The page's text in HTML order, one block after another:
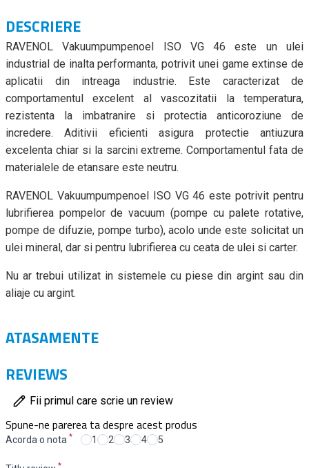
DESCRIERE
RAVENOL Vakuumpumpenoel ISO VG 46 este un ulei
industrial de inalta performanta, potrivit unei game extinse de
aplicatii din intreaga industrie. Este caracterizat de
comportamentul excelent al vascozitatii la temperatura,
rezistenta la imbatranire si protectia anticoroziune de
incredere. Aditivii eficienti asigura protectie antiuzura
excelenta chiar si la sarcini extreme. Comportamentul fata de
materialele de etansare este neutru.
RAVENOL Vakuumpumpenoel ISO VG 46 este potrivit pentru
lubrifierea pompelor de vacuum (pompe cu palete rotative,
pompe de difuzie, pompe turbo), acolo unde este solicitat un
ulei mineral, dar si pentru lubrifierea cu ceata de ulei si carter.
Nu ar trebui utilizat in sistemele cu piese din argint sau din
aliaje cu argint.
ATASAMENTE
REVIEWS
Fii primul care scrie un review
Spune-ne parerea ta despre acest produs
Acorda o nota * 1 2 3 4 5
*